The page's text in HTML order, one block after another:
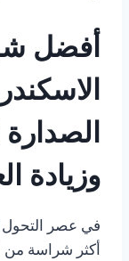
أفضل
وزيادة
في عصر التحول
أكثر شراسة من